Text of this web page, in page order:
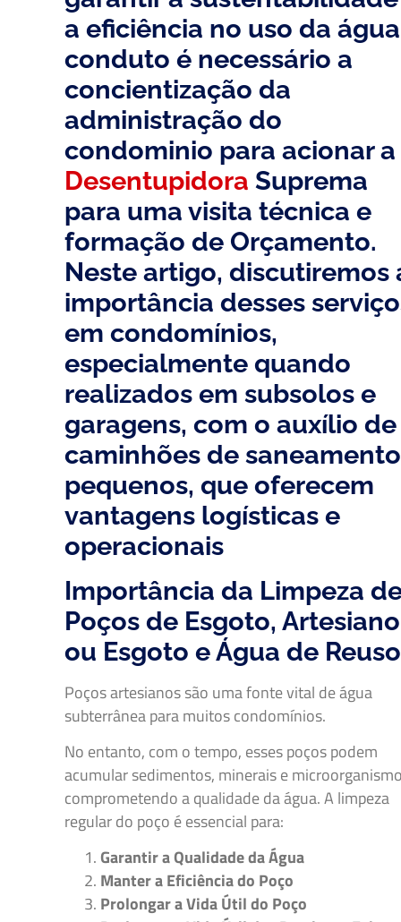
a eficiência no uso da água
conduto é necessário a
concientização da
administração do
condominio para acionar a
Desentupidora Suprema
para uma visita técnica e
formação de Orçamento.
Neste artigo, discutiremos
importância desses
em condomínios,
especialmente quando
realizados em subsolos e
garagens, com o auxílio de
caminhões de saneamento
pequenos, que oferecem
vantagens logísticas e
operacionais
Importância da Limpeza
Poços de Esgoto, Artesiano
ou Esgoto e Água de Reuso
Poços artesianos são uma fonte vital de água
subterrânea para muitos condomínios.
No entanto, com o tempo, esses poços podem
acumular sedimentos, minerais e
comprometendo a qualidade da água. A limpeza
regular do poço é essencial para:
Garantir a Qualidade da Água
Manter a Eficiência do Poço
Prolongar a Vida Útil do Poço